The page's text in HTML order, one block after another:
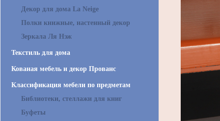
Декор для дома La Neige
Полки книжные, настенный декор
Зеркала Ля Нэж
Текстиль для дома
Кованая мебель и декор Прованс
Классификация мебели по предметам
Библиотеки, стеллажи для книг
Буфеты